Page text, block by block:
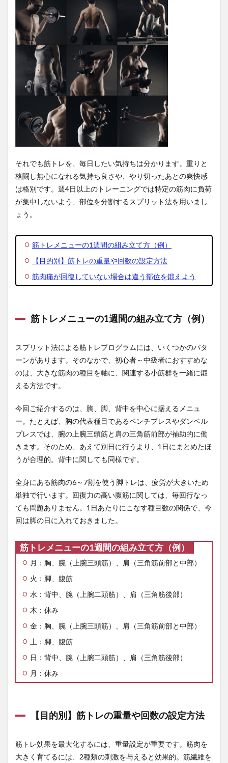
ら多い質
問
5.1
Q. 筋
トレ
後に
毎日
有酸
素運
動を
肉は
減っ
てし
ま
5.2
イエ
ット
筋ト
レす
るこ
とは
効果
あ
Q. 筋
なら
毎回
オー
ルア
ウト
込む
べ
き？
6
筋ト
レは
する
より
肉の
休息
方が
的
それでも筋トレを、毎日したい気持ちは分かります。重りと
格闘し無心になれる気持ち良さや、やり切ったあとの爽快感
は格別です。週4日以上のトレーニングでは特定の筋肉に負荷
が集中しないよう、部位を分割するスプリット法を用いまし
ょう。
筋トレメニューの1週間の組み立て方（例）
【目的別】筋トレの重量や回数の設定方法
筋肉痛が回復していない場合は違う部位を鍛えよう
筋トレメニューの1週間の組み立て方（例）
スプリット法による筋トレプログラムには、いくつかのパタ
ーンがあります。そのなかで、初心者～中級者におすすめな
のは、大きな筋肉の種目を軸に、関連する小筋群を一緒に鍛
える方法です。
今回ご紹介するのは、胸、脚、背中を中心に据えるメニュ
ー。たとえば、胸の代表種目であるベンチプレスやダンベル
プレスでは、腕の上腕三頭筋と肩の三角筋前部が補助的に働
きます。そのため、あえて別日に行うより、1日にまとめたほ
うが合理的。背中に関しても同様です。
全身にある筋肉の6～7割を使う脚トレは、疲労が大きいため
単独で行います。回復力の高い腹筋に関しては、毎回行なっ
ても問題ありません。1日あたりにこなす種目数の関係で、今
回は脚の日に入れておきました。
筋トレメニューの1週間の組み立て方（例）
月：胸、腕（上腕三頭筋）、肩（三角筋前部と中部）
火：脚、腹筋
水：背中、腕（上腕二頭筋）、肩（三角筋後部）
木：休み
金：胸、腕（上腕三頭筋）、肩（三角筋前部と中部）
土：脚、腹筋
日：背中、腕（上腕二頭筋）、肩（三角筋後部）
月：休み
【目的別】筋トレの重量や回数の設定方法
筋トレ効果を最大化するには、重量設定が重要です。筋肉を
大きく育てるには、2種類の刺激を与えると効果的。筋繊維を